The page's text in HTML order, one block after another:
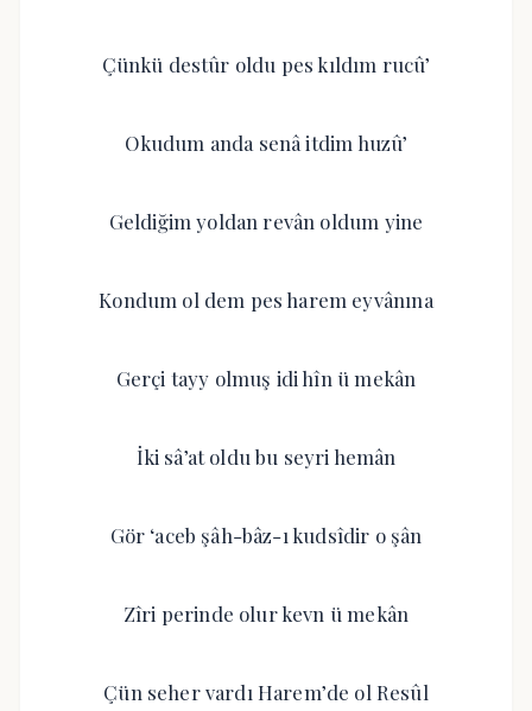
Çünkü destûr oldu pes kıldım rucû’
Okudum anda senâ itdim huzû’
Geldiğim yoldan revân oldum yine
Kondum ol dem pes harem eyvânına
Gerçi tayy olmuş idi hîn ü mekân
İki sâ’at oldu bu seyri hemân
Gör ‘aceb şâh-bâz-ı kudsîdir o şân
Zîri perinde olur kevn ü mekân
Çün seher vardı Harem’de ol Resûl